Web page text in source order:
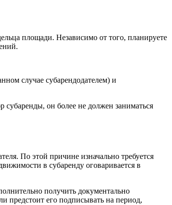
площади. Независимо от того, планируете
случае субарендодателем) и
субаренды, он более не должен заниматься
По этой причине изначально требуется
в субаренду оговаривается в
получить документально
предстоит его подписывать на период,